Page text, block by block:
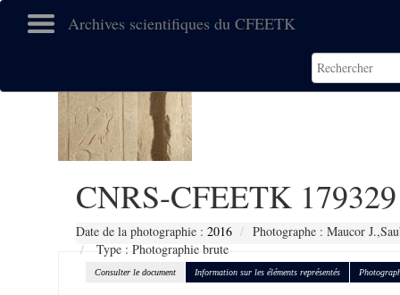
Archives scientifiques du CFEETK
CNRS-CFEETK 179329
Date de la photographie : 2016
Photographe : Maucor
Type : Photographie brute
Consulter le document Information sur les éléments représentés